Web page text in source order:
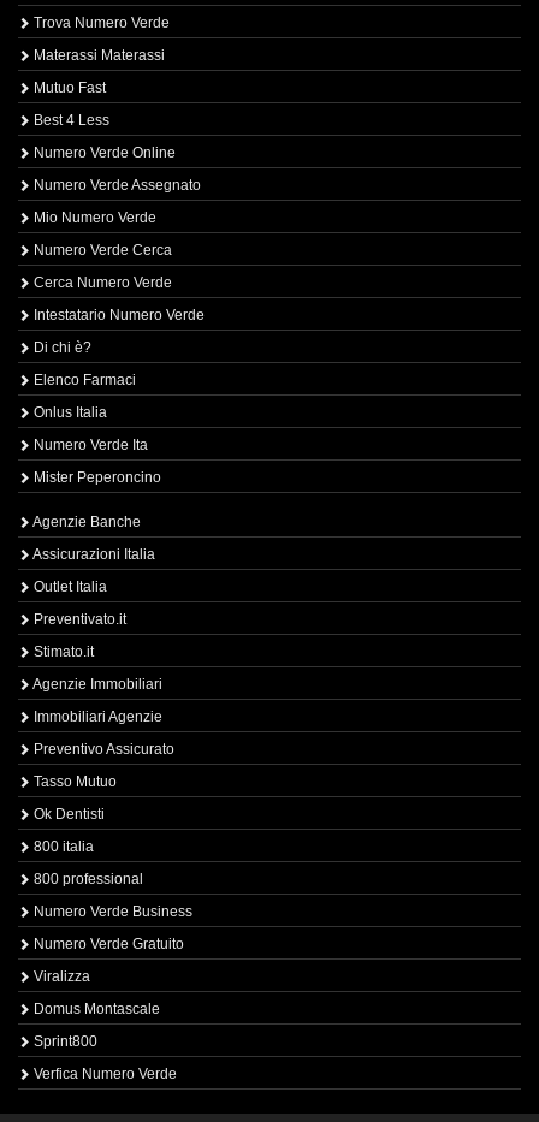
Trova Numero Verde
Materassi Materassi
Mutuo Fast
Best 4 Less
Numero Verde Online
Numero Verde Assegnato
Mio Numero Verde
Numero Verde Cerca
Cerca Numero Verde
Intestatario Numero Verde
Di chi è?
Elenco Farmaci
Onlus Italia
Numero Verde Ita
Mister Peperoncino
Agenzie Banche
Assicurazioni Italia
Outlet Italia
Preventivato.it
Stimato.it
Agenzie Immobiliari
Immobiliari Agenzie
Preventivo Assicurato
Tasso Mutuo
Ok Dentisti
800 italia
800 professional
Numero Verde Business
Numero Verde Gratuito
Viralizza
Domus Montascale
Sprint800
Verfica Numero Verde